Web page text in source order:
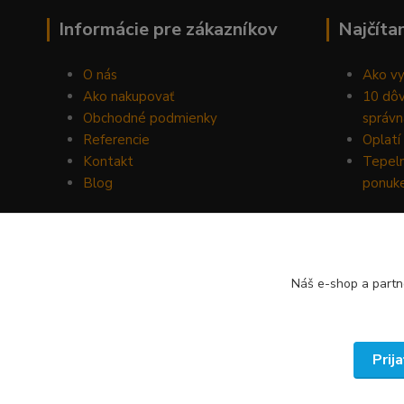
Informácie pre zákazníkov
O nás
Ako nakupovať
Obchodné podmienky
Referencie
Kontakt
Blog
Ako
10
Oplatí
Náš e-shop a